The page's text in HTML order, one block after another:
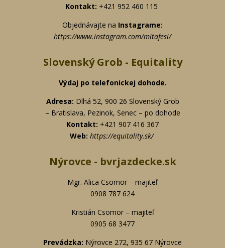
Kontakt: +421 952 460 115
Objednávajte na Instagrame:
https://www.instagram.com/mitafesi/
Slovenský Grob - Equitality
Výdaj po telefonickej dohode.
Adresa: Dlhá 52, 900 26 Slovenský Grob
– Bratislava, Pezinok, Senec – po dohode
Kontakt: +421 907 416 367
Web: https://equitality.sk/
Nýrovce - bvrjazdecke.sk
Mgr. Alica Csomor – majiteľ
0908 787 624
Kristián Csomor – majiteľ
0905 68 3477
Prevádzka: Nýrovce 272, 935 67 Nýrovce